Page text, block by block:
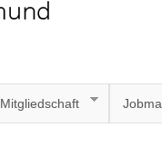
Mitgliedschaft